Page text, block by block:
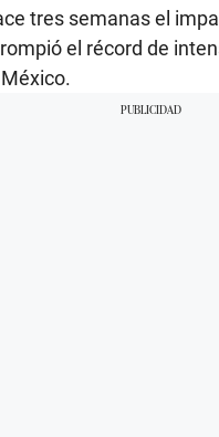
tres semanas el
el récord de